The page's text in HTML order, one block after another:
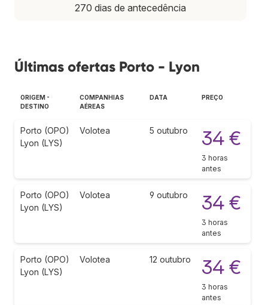
270 dias de antecedência
Últimas ofertas Porto - Lyon
ORIGEM -
DESTINO
COMPANHIAS
AÉREAS
DATA PREÇO
Porto (OPO)
Lyon (LYS)
Volotea 5 outubro 34 €
3 horas
antes
Porto (OPO)
Lyon (LYS)
Volotea 9 outubro 34 €
3 horas
antes
Porto (OPO)
Lyon (LYS)
Volotea 12 outubro 34 €
3 horas
antes